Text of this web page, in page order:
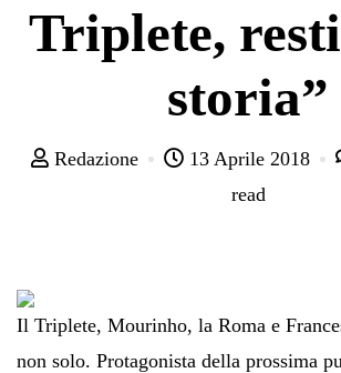
Triplete,
storia”
Redazione 13 Aprile 2018
read
Il Triplete, Mourinho, la Roma e
non solo. Protagonista della prossima